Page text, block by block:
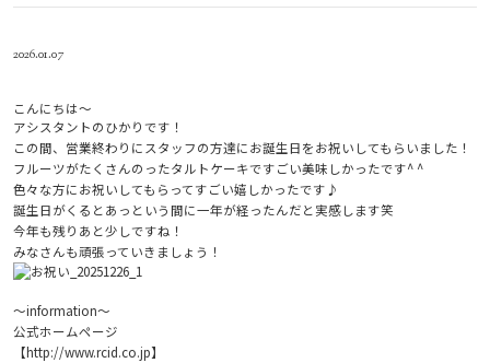
2026.01.07
こんにちは～
アシスタントのひかりです！
この間、営業終わりにスタッフの方達にお誕生日をお祝いしてもらいました！
フルーツがたくさんのったタルトケーキですごい美味しかったです^ ^
色々な方にお祝いしてもらってすごい嬉しかったです♪
誕生日がくるとあっという間に一年が経ったんだと実感します笑
今年も残りあと少しですね！
みなさんも頑張っていきましょう！
～information～
公式ホームページ
【http://www.rcid.co.jp】